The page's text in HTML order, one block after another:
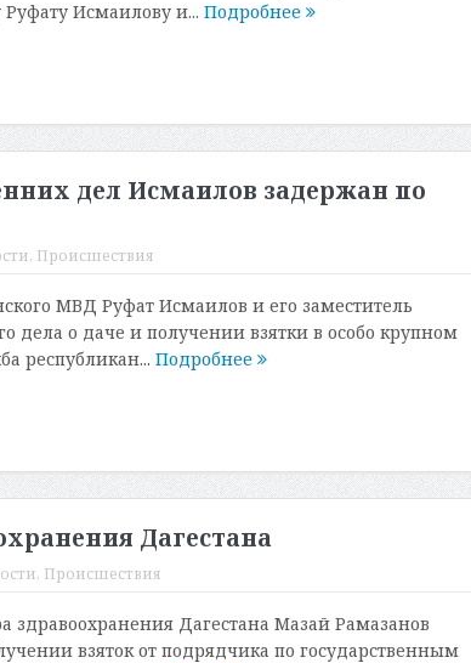
Исмаилову и... Подробнее
дел Исмаилов задержан по
, Происшествия
МВД Руфат Исмаилов и его заместитель
дела о даче и получении взятки в особо крупном
республикан... Подробнее
Дагестана
, Происшествия
Дагестана Мазай Рамазанов
взяток от подрядчика по государственным